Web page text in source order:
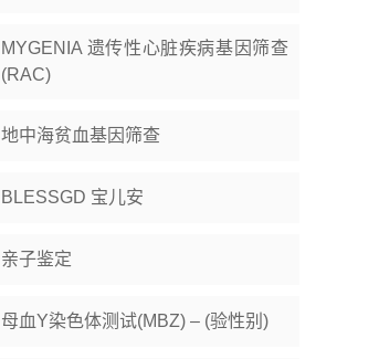
MYGENIA 遗传性心脏疾病基因筛查
(RAC)
地中海贫血基因筛查
BLESSGD 宝儿安
亲子鉴定
母血Y染色体测试(MBZ) – (验性别)